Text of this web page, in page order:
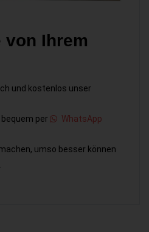
von Ihrem
und kostenlos unser
per
WhatsApp
umso besser können